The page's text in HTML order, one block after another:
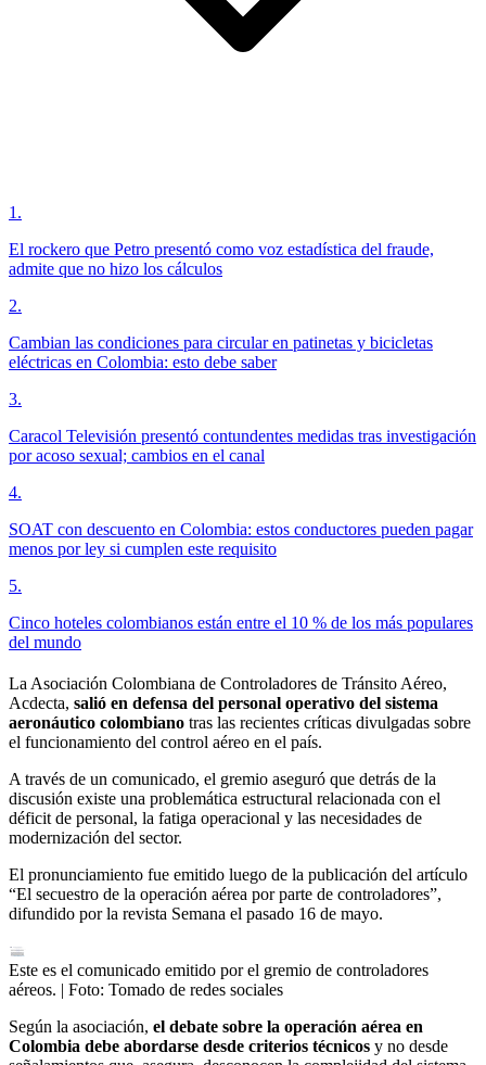
1 .
El rockero que Petro presentó como voz estadística del fraude,
admite que no hizo los cálculos
2.
Cambian las condiciones para circular en patinetas y bicicletas
eléctricas en Colombia: esto debe saber
3.
Caracol Televisión presentó contundentes medidas tras investigación
por acoso sexual; cambios en el canal
4.
SOAT con descuento en Colombia: estos conductores pueden pagar
menos por ley si cumplen este requisito
5.
Cinco hoteles colombianos están entre el 10 % de los más populares
del mundo
La Asociación Colombiana de Controladores de Tránsito Aéreo,
Acdecta, salió en defensa del personal operativo del sistema
aeronáutico colombiano tras las recientes críticas divulgadas sobre
el funcionamiento del control aéreo en el país.
A través de un comunicado, el gremio aseguró que detrás de la
discusión existe una problemática estructural relacionada con el
déficit de personal, la fatiga operacional y las necesidades de
modernización del sector.
El pronunciamiento fue emitido luego de la publicación del artículo
“El secuestro de la operación aérea por parte de controladores”,
difundido por la revista Semana el pasado 16 de mayo.
Este es el comunicado emitido por el gremio de controladores
aéreos. | Foto: Tomado de redes sociales
Según la asociación, el debate sobre la operación aérea en
Colombia debe abordarse desde criterios técnicos y no desde